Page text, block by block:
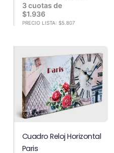
3 cuotas de
$1.936
PRECIO LISTA: $5.807
Cuadro Reloj Horizontal
Paris